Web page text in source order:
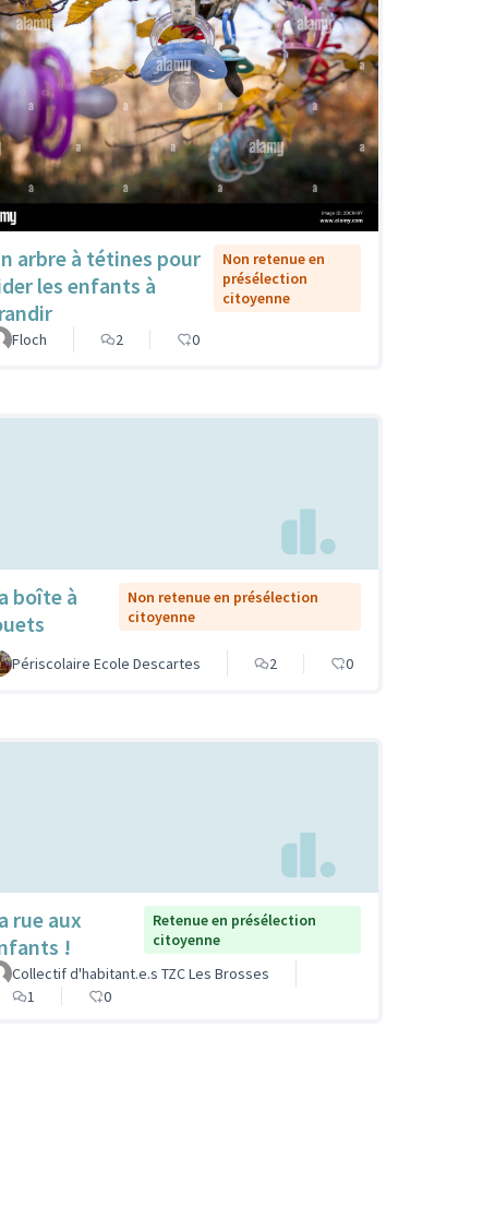
arbre à tétines pour
les enfants à
Non retenue en
présélection
citoyenne
Floch 2 0
boîte à
Non retenue en présélection
citoyenne
Périscolaire Ecole Descartes 2 0
rue aux
!
Retenue en présélection
citoyenne
Collectif d'habitant.e.s TZC Les Brosses
1
0